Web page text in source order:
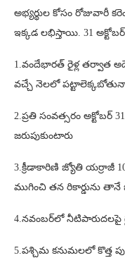
అభ్యర్థుల కోసం రోజువారీ
ఇక్కడ లభిస్తాయి. 31
1.వందేభారత్‌ రైళ్ల తర్వాత
వచ్చే నెలలో
2.ప్రతి సంవత్సరం
జరుపుకుంటారు
3.క్రీడాకారిణి జ్యోతి యర్రాజీ
ముగించి తన రికార్డును తానే
4.నవంబర్‌లో నీటిపారుదలపై
5.పశ్చిమ కనుమలలో కొత్త